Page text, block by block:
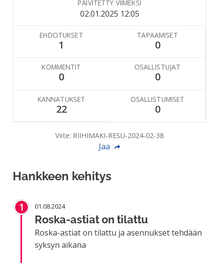
PÄIVITETTY VIIMEKSI
02.01.2025 12:05
EHDOTUKSET
1
TAPAAMISET
0
KOMMENTIT
0
OSALLISTUJAT
0
KANNATUKSET
22
OSALLISTUMISET
0
Viite: RIIHIMAKI-RESU-2024-02-38
Jaa
Hankkeen kehitys
1 01.08.2024
Roska-astiat on tilattu
Roska-astiat on tilattu ja asennukset tehdään
syksyn aikana